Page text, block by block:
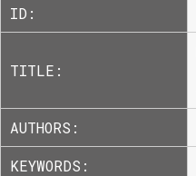
ID:
TITLE:
AUTHORS:
KEYWORDS: